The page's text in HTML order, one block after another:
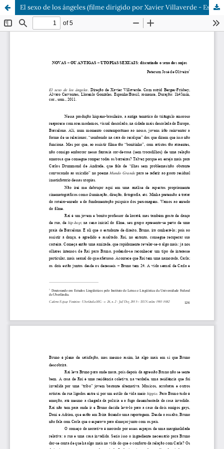
El sexo de los ángeles (filme dirigido por Xavier Villaverde - Espanha/Brasil, 2011)